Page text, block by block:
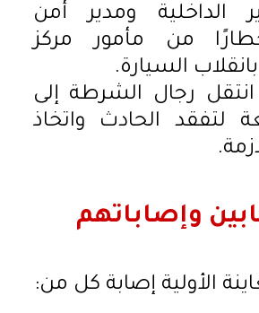
الداخلية ومدير أمن
من مأمور مركز
السيارة.
انتقل رجال الشرطة إلى
لتفقد الحادث واتخاذ
وإصاباتهم
الأولية إصابة كل من: